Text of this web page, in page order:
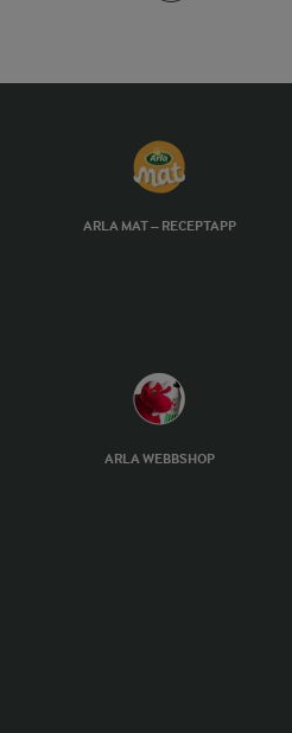
ARLA MAT – RECEPTAPP
ARLA WEBBSHOP